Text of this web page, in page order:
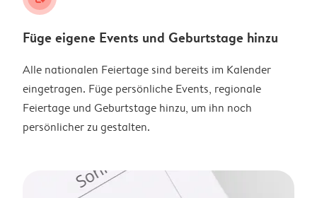
Füge eigene Events und Geburtstage hinzu
Alle nationalen Feiertage sind bereits im Kalender
eingetragen. Füge persönliche Events, regionale
Feiertage und Geburtstage hinzu, um ihn noch
persönlicher zu gestalten.